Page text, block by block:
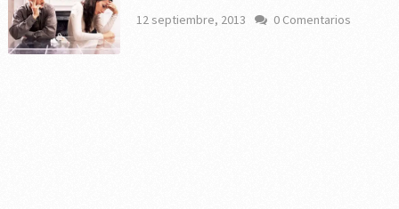
12 septiembre, 2013 0 Comentarios